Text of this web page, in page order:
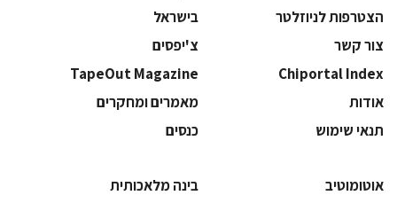
הצטרפות לניוזלטר
בישראל
צור קשר
צ'יפסים
Chiportal Index
TapeOut Magazine
אודות
מאמרים ומחקרים
תנאי שימוש
כנסים
אוטומוטיב
בינה מלאכותית